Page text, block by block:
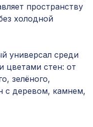
м
белое
пространству
холодной
универсал среди
цветами стен: от
зелёного,
с деревом, камнем,